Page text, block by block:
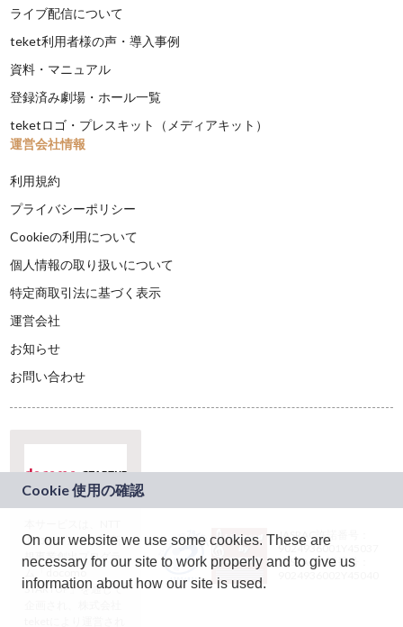
ライブ配信について
teket利用者様の声・導入事例
資料・マニュアル
登録済み劇場・ホール一覧
teketロゴ・プレスキット（メディアキット）
運営会社情報
利用規約
プライバシーポリシー
Cookieの利用について
個人情報の取り扱いについて
特定商取引法に基づく表示
運営会社
お知らせ
お問い合わせ
ドコモグループの新
規事業創出プログラ
ム「docomo
STARTUP」を通じて
JASRAC許諾番号：
9024936001Y45037
JASRAC許諾番号：
On our website we use some cookies. These are
necessary for our site to work properly and to give us
information about how our site is used.